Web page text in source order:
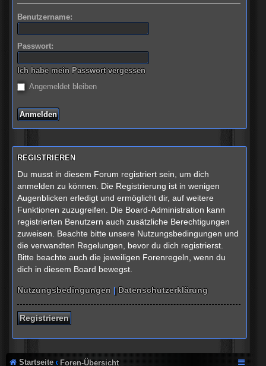
Benutzername:
Passwort:
Ich habe mein Passwort vergessen
Angemeldet bleiben
REGISTRIEREN
Du musst in diesem Forum registriert sein, um dich
anmelden zu können. Die Registrierung ist in wenigen
Augenblicken erledigt und ermöglicht dir, auf weitere
Funktionen zuzugreifen. Die Board-Administration kann
registrierten Benutzern auch zusätzliche Berechtigungen
zuweisen. Beachte bitte unsere Nutzungsbedingungen und
die verwandten Regelungen, bevor du dich registrierst.
Bitte beachte auch die jeweiligen Forenregeln, wenn du
dich in diesem Board bewegst.
Nutzungsbedingungen |Datenschutzerklärung
Registrieren
Startseite Foren-Übersicht